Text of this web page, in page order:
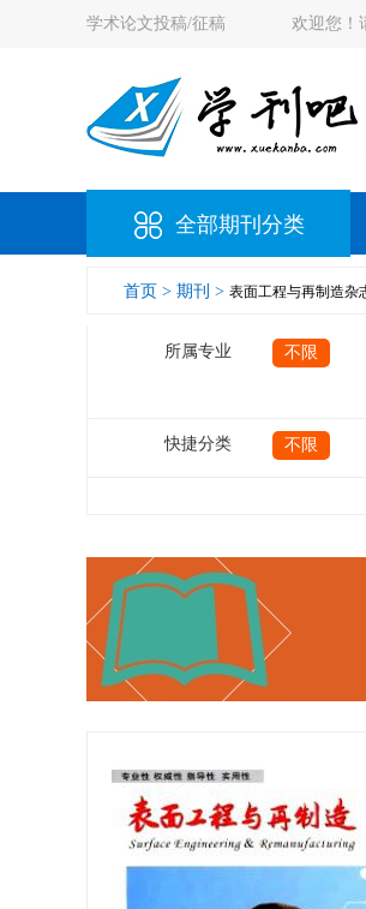
学术论文投稿/征稿 欢迎您！
全部期刊分类
首页 > 期刊 > 表面工程与再制造杂
所属专业 不限
快捷分类 不限